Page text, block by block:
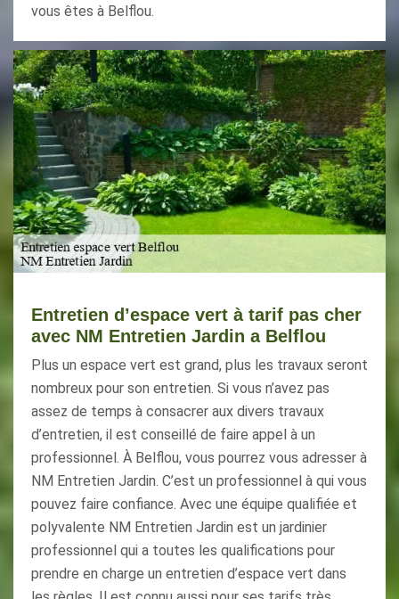
vous êtes à Belflou.
Entretien d’espace vert à tarif pas cher
avec NM Entretien Jardin a Belflou
Plus un espace vert est grand, plus les travaux seront
nombreux pour son entretien. Si vous n’avez pas
assez de temps à consacrer aux divers travaux
d’entretien, il est conseillé de faire appel à un
professionnel. À Belflou, vous pourrez vous adresser à
NM Entretien Jardin. C’est un professionnel à qui vous
pouvez faire confiance. Avec une équipe qualifiée et
polyvalente NM Entretien Jardin est un jardinier
professionnel qui a toutes les qualifications pour
prendre en charge un entretien d’espace vert dans